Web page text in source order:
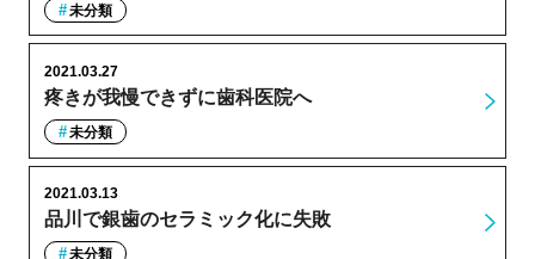
未分類
疼きが我慢できずに歯科医院へ
2021.03.27
未分類
品川で銀歯のセラミック化に失敗
2021.03.13
未分類